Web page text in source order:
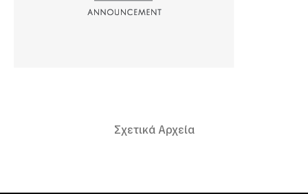
Σχετικά Αρχεία